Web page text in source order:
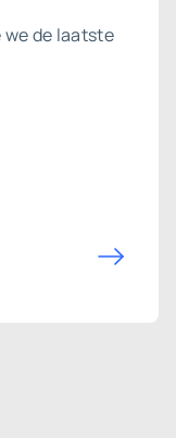
we de laatste